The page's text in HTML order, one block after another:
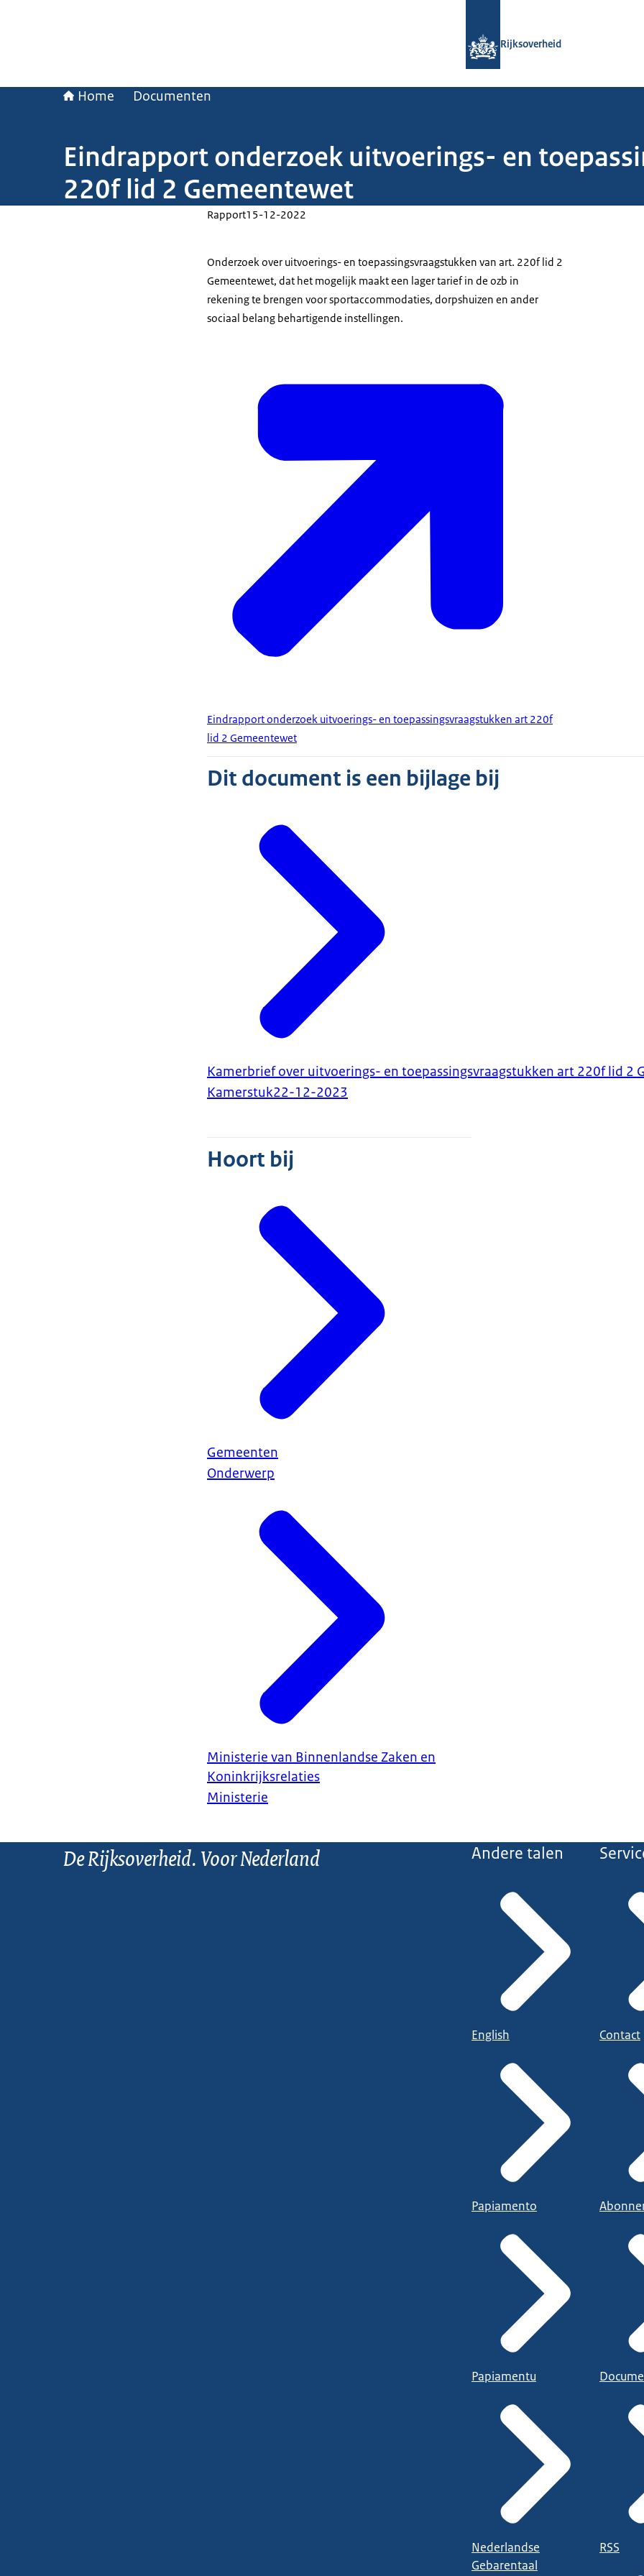
Rijksoverheid
Home Documenten
Eindrapport onderzoek uitvoerings- en
220f lid 2 Gemeentewet
Rapport15-12-2022
Onderzoek over uitvoerings- en toepassingsvraagstukken van art. 220f lid 2
Gemeentewet, dat het mogelijk maakt een lager tarief in de ozb in
rekening te brengen voor sportaccommodaties, dorpshuizen en ander
sociaal belang behartigende instellingen.
Eindrapport onderzoek uitvoerings- en toepassingsvraagstukken art 220f
lid 2 Gemeentewet
Dit document is een bijlage bij
Kamerbrief over uitvoerings- en toepassingsvraagstukken art 220f lid 2
Kamerstuk22-12-2023
Hoort bij
Gemeenten
Onderwerp
Ministerie van Binnenlandse Zaken en
Koninkrijksrelaties
Ministerie
De Rijksoverheid. Voor Nederland Andere talen
English
Papiamento
Papiamentu
Nederlandse
Gebarentaal
Contact
RSS